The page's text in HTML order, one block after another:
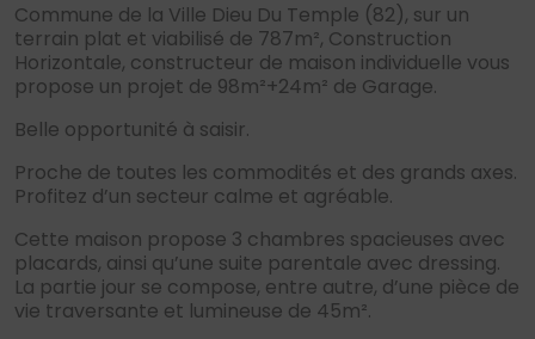
Commune de la Ville Dieu Du Temple (82), sur un
terrain plat et viabilisé de 787m², Construction
Horizontale, constructeur de maison individuelle vous
propose un projet de 98m²+24m² de Garage.
Belle opportunité à saisir.
Proche de toutes les commodités et des grands axes.
Profitez d’un secteur calme et agréable.
Cette maison propose 3 chambres spacieuses avec
placards, ainsi qu’une suite parentale avec dressing.
La partie jour se compose, entre autre, d’une pièce de
vie traversante et lumineuse de 45m².